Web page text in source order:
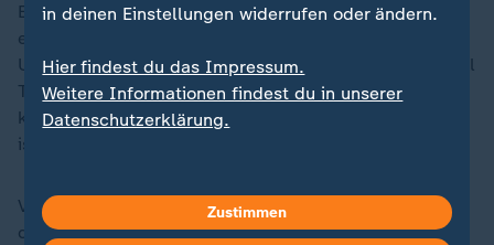
Extremsportarten, ähnlich. Sobald du dich zu wohl bei
etwas fühlst, wirst du leichtsinnig und es passieren
Unfälle. Was viele beim Parkour nicht sehen ist, wieviel
Training dahinter steckt. Man sieht nur noch den
krassen Sprung und denkt, dass er extrem gefährlich
ist, aber man kennt die Geschichte dahinter nicht.
Vielleicht hat diese Person sich drei Monate intensiv
darauf vorbereitet. Wenn man sich auf etwas so
in deinen Einstellungen widerrufen oder ändern.
Hier findest du das Impressum.
Weitere Informationen findest du in unserer
Datenschutzerklärung.
Zustimmen